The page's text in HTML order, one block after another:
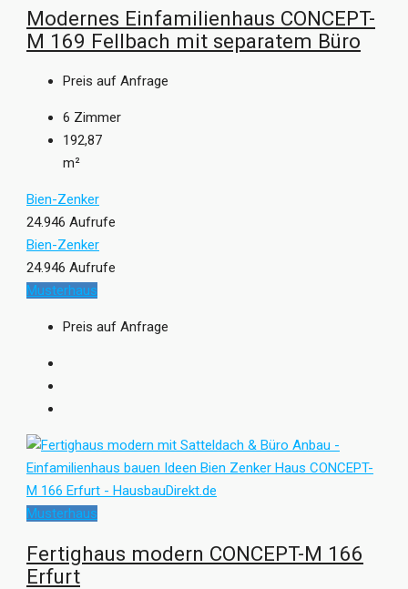
Modernes Einfamilienhaus CONCEPT-
M 169 Fellbach mit separatem Büro
Preis auf Anfrage
6 Zimmer
192,87
m²
Bien-Zenker
24.946 Aufrufe
Bien-Zenker
24.946 Aufrufe
Musterhaus
Preis auf Anfrage
Musterhaus
Fertighaus modern CONCEPT-M 166
Erfurt